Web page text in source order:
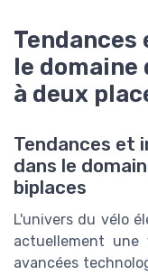
Tendances
le domaine
à deux
Tendances et
dans le
biplaces
L'univers du vélo
actuellement une
avancées